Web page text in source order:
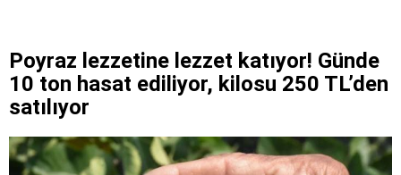
Poyraz lezzetine lezzet katıyor! Günde
10 ton hasat ediliyor, kilosu 250 TL’den
satılıyor